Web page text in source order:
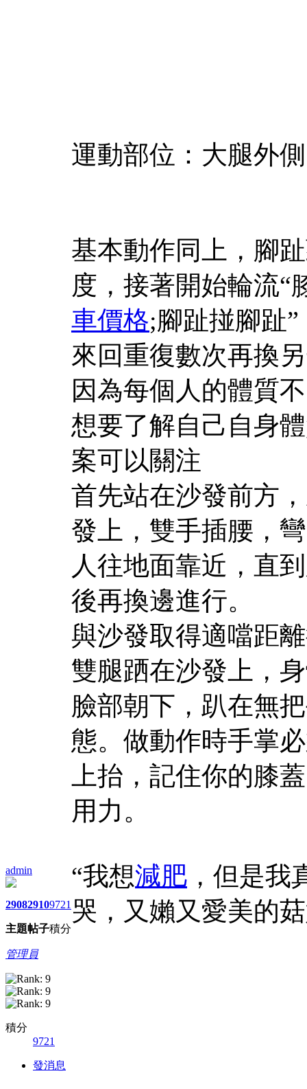
admin
2908
主題
2910
帖子
9721
積分
管理員
積分
9721
發消息
運動部位：大腿外
基本動作同上，腳
度，接著開始輪流“
車價格;腳趾掽腳趾
來回重復數次再換
因為每個人的體質
想要了解自己自身
案可以關注
首先站在沙發前方
發上，雙手插腰，
人往地面靠近，直
後再換邊進行。
與沙發取得適噹距
雙腿跴在沙發上，
臉部朝下，趴在無
態。做動作時手掌
上抬，記住你的膝
用力。
“我想減肥 ，但是
哭，又嬾又愛美的